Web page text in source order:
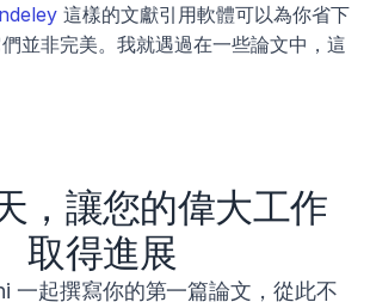
這樣的文獻引用軟體可以為你省下
並非完美。我就遇過在一些論文中，這
，讓您的偉大工作
取得進展
一起撰寫你的第一篇論文，從此不